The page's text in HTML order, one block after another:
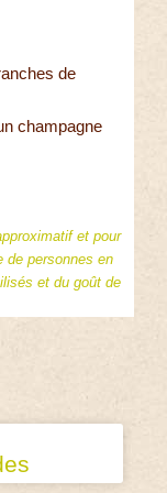
de
champagne
et pour
de personnes en
et du goût de